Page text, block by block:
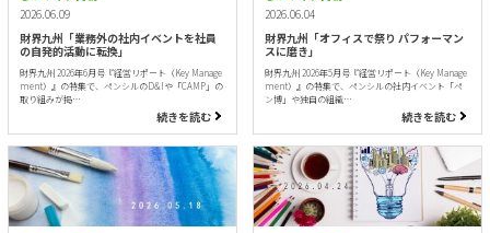
2026.06.09
財界九州「業務外の社内イベントを社員
の自発的活動に転換」
財界九州 2026年6月号『経営リポート（Key Manage
ment）』の特集で、ペンシルのD&Iや「CAMP」の
取り組みが掲…
続きを読む
2026.06.04
財界九州「オフィスで祭り パフォーマン
スに磨き」
財界九州 2026年5月号『経営リポート（Key Manage
ment）』の特集で、ペンシルの社内イベント「ペ
ン博」や独自の組織…
続きを読む